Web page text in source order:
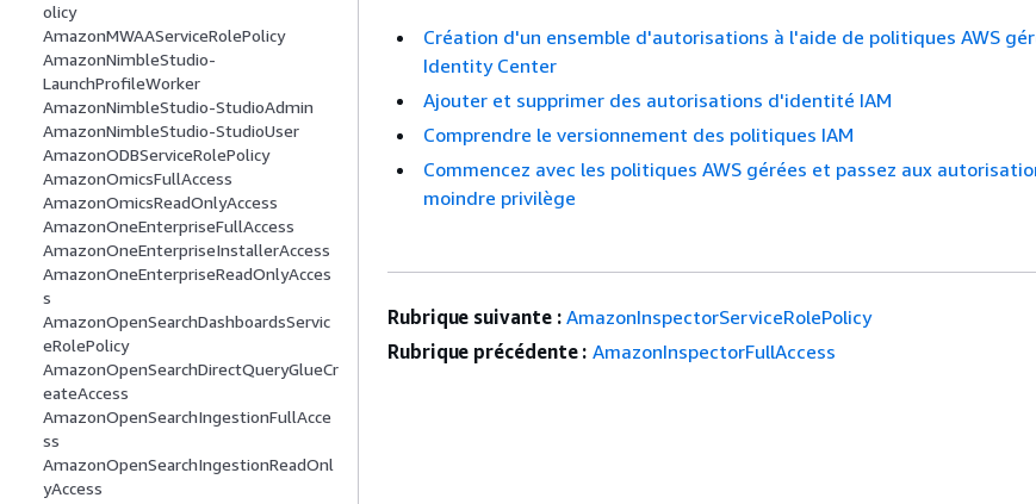
olicy
AmazonMWAAServiceRolePolicy
AmazonNimbleStudio-
LaunchProfileWorker
AmazonNimbleStudio-StudioAdmin
AmazonNimbleStudio-StudioUser
AmazonODBServiceRolePolicy
AmazonOmicsFullAccess
AmazonOmicsReadOnlyAccess
AmazonOneEnterpriseFullAccess
AmazonOneEnterpriseInstallerAccess
AmazonOneEnterpriseReadOnlyAcces
s
AmazonOpenSearchDashboardsServic
eRolePolicy
AmazonOpenSearchDirectQueryGlueCr
eateAccess
AmazonOpenSearchIngestionFullAcce
ss
AmazonOpenSearchIngestionReadOnl
yAccess
Création d'un ensemble d'autorisations à l'aide de politiques AWS
Identity Center
Ajouter et supprimer des autorisations d'identité IAM
Comprendre le versionnement des politiques IAM
Commencez avec les politiques AWS gérées et passez aux
moindre privilège
Rubrique suivante : AmazonInspectorServiceRolePolicy
Rubrique précédente : AmazonInspectorFullAccess